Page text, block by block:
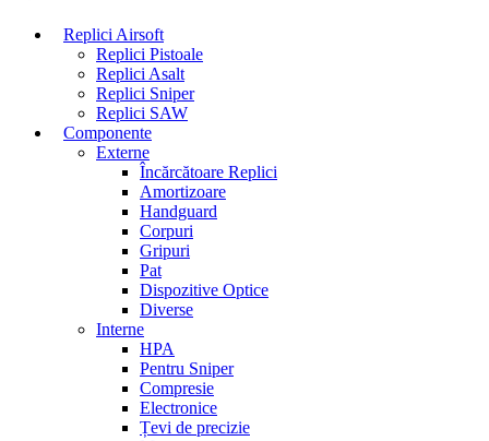
Replici Airsoft
Replici Pistoale
Replici Asalt
Replici Sniper
Replici SAW
Componente
Externe
Încărcătoare Replici
Amortizoare
Handguard
Corpuri
Gripuri
Pat
Dispozitive Optice
Diverse
Interne
HPA
Pentru Sniper
Compresie
Electronice
Țevi de precizie